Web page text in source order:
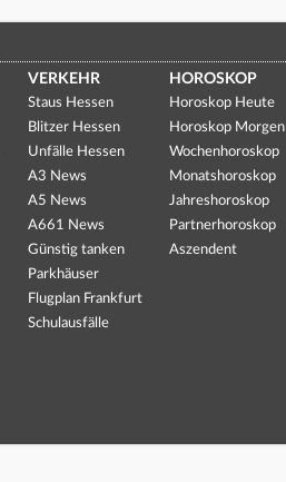
VERKEHR
Staus Hessen
Blitzer Hessen
Unfälle Hessen
A3 News
A5 News
A661 News
Günstig tanken
Parkhäuser
Flugplan Frankfurt
Schulausfälle
HOROSKOP
Horoskop Heute
Horoskop Morgen
Wochenhoroskop
Monatshoroskop
Jahreshoroskop
Partnerhoroskop
Aszendent